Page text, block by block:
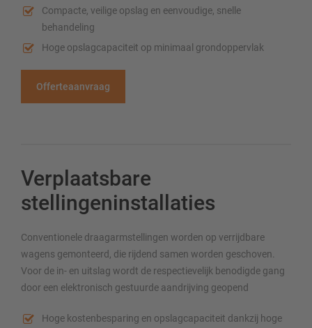
Compacte, veilige opslag en eenvoudige, snelle
behandeling
Hoge opslagcapaciteit op minimaal grondoppervlak
Offerteaanvraag
Verplaatsbare
stellingeninstallaties
Conventionele draagarmstellingen worden op verrijdbare
wagens gemonteerd, die rijdend samen worden geschoven.
Voor de in- en uitslag wordt de respectievelijk benodigde gang
door een elektronisch gestuurde aandrijving geopend
Hoge kostenbesparing en opslagcapaciteit dankzij hoge